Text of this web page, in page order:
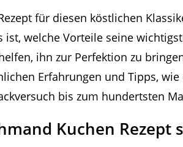
für diesen köstlichen
welche Vorteile seine
ihn zur Perfektion zu
Erfahrungen und Tipps, wie
bis zum hundertsten
Kuchen Rezept